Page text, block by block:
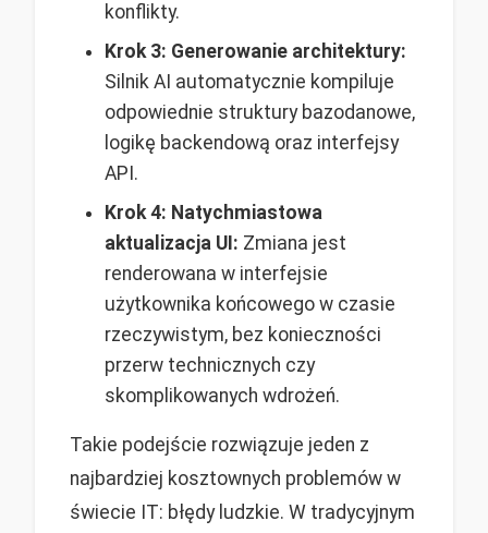
konflikty.
Krok 3: Generowanie architektury:
Silnik AI automatycznie kompiluje
odpowiednie struktury bazodanowe,
logikę backendową oraz interfejsy
API.
Krok 4: Natychmiastowa
aktualizacja UI: Zmiana jest
renderowana w interfejsie
użytkownika końcowego w czasie
rzeczywistym, bez konieczności
przerw technicznych czy
skomplikowanych wdrożeń.
Takie podejście rozwiązuje jeden z
najbardziej kosztownych problemów w
świecie IT: błędy ludzkie. W tradycyjnym